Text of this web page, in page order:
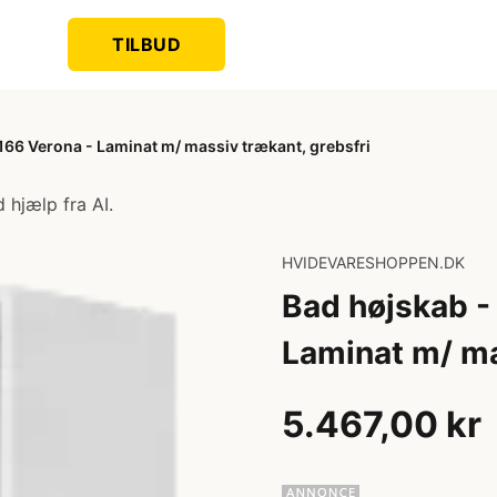
TILBUD
Verona - Laminat m/ massiv trækant, grebsfri
hjælp fra AI.
HVIDEVARESHOPPEN.DK
Bad højskab
Laminat m/
5.467,00 kr